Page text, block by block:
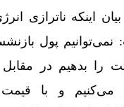
اینکه ناترازی
پول